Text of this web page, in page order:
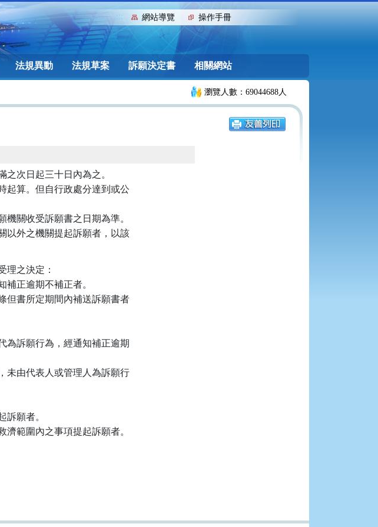
::: 網站導覽 操作手冊
法規異動 法規草案 訴願決定書 相關網站
瀏覽人數：69044688人
之次日起三十日內為之。
起算。但自行政處分達到或公
關收受訴願書之日期為準。
以外之機關提起訴願者，以該
理之決定：
補正逾期不補正者。
但書所定期間內補送訴願書者
為訴願行為，經通知補正逾期
未由代表人或管理人為訴願行
訴願者。
濟範圍內之事項提起訴願者。